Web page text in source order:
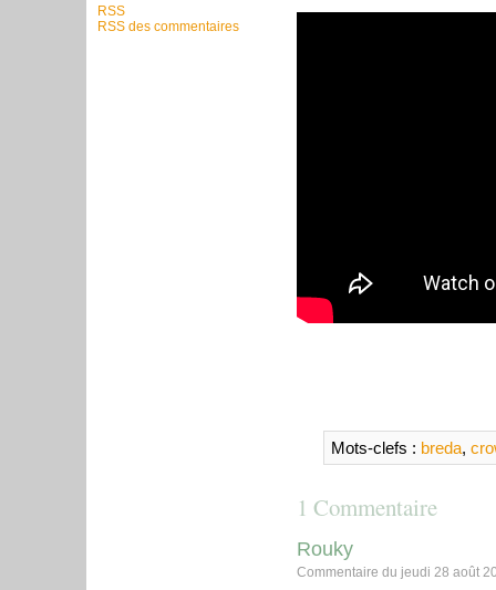
RSS
RSS des commentaires
Mots-clefs : breda,
1 Commentaire
Rouky
Commentaire du jeudi 28 août